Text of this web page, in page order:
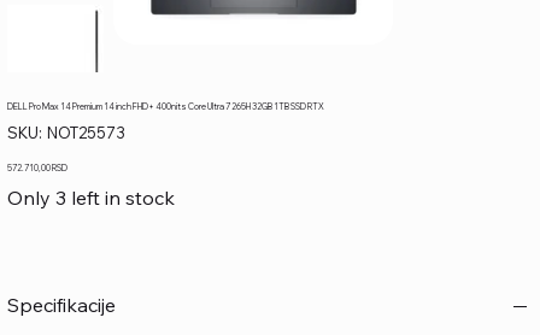
DELL Pro Max 14 Premium 14 inch FHD+ 400nits Core Ultra 7 265H 32GB 1TB SSD RTX
SKU: SKU
NOT25573
NOT25573
Price
572.710,00 RSD
Only 3 left in stock
Specifikacije